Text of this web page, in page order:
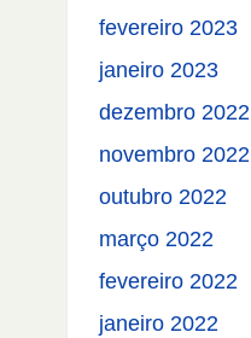
fevereiro 2023
janeiro 2023
dezembro 2022
novembro 2022
outubro 2022
março 2022
fevereiro 2022
janeiro 2022